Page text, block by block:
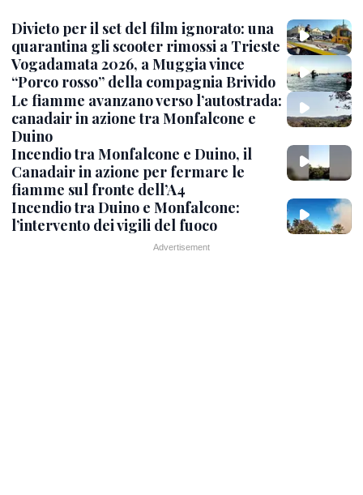
Divieto per il set del film ignorato: una
quarantina gli scooter rimossi a Trieste
Vogadamata 2026, a Muggia vince
“Porco rosso” della compagnia Brivido
Le fiamme avanzano verso l’autostrada:
canadair in azione tra Monfalcone e
Duino
Incendio tra Monfalcone e Duino, il
Canadair in azione per fermare le
fiamme sul fronte dell’A4
Incendio tra Duino e Monfalcone:
l’intervento dei vigili del fuoco